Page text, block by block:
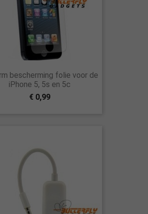
bescherming folie voor de
iPhone 5, 5s en 5c
€ 0,99